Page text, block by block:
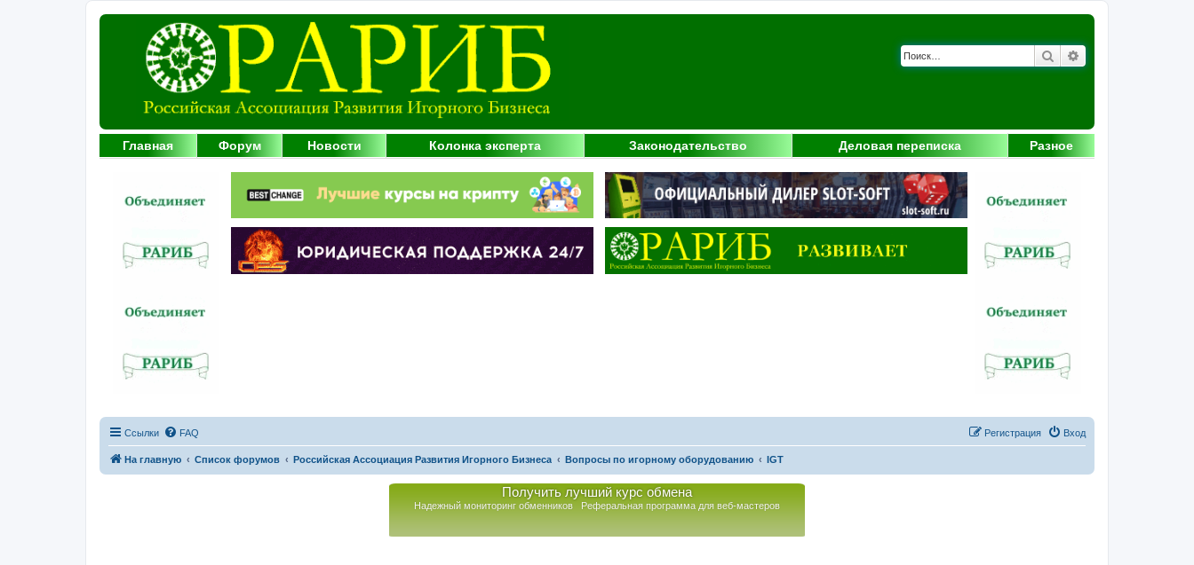
Поиск
Главная Форум Новости Колонка эксперта Законодательство Деловая переписка Разное
Ссылки FAQ Вход
Регистрация
На главную Список форумов Российская Ассоциация Развития Игорного Бизнеса Вопросы по игорному оборудованию IGT
Получить лучший курс обмена
Надежный мониторинг обменников Реферальная программа для веб-мастеров